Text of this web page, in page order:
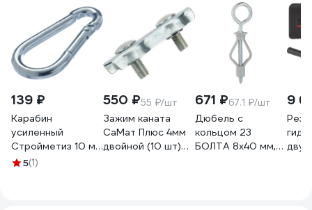
139 ₽
Карабин
усиленный
Стройметиз 10 мм
DIN 5299 С 1 шт.,
5(1)
550 ₽55 ₽/шт
Зажим каната
СаМат Плюс 4мм
двойной (10 шт)
671 ₽67.1 ₽/шт
Дюбель с
кольцом 23
БОЛТА 8х40 мм,
9